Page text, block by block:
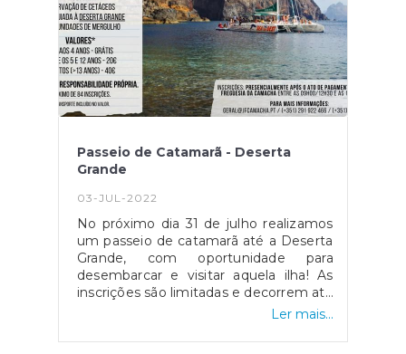
do 291 922 466 ou pelo nosso endereço
eletrónico: geral@jfcamacha.pt
Passeio de Catamarã - Deserta
Grande
03-JUL-2022
No próximo dia 31 de julho realizamos
um passeio de catamarã até a Deserta
Grande, com oportunidade para
desembarcar e visitar aquela ilha! As
inscrições são limitadas e decorrem até
o próximo dia 25 de julho. A não
nos locais/contatos:- Junta de
Ler mais...